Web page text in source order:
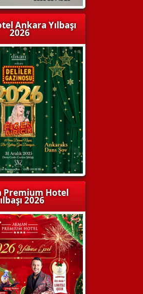
Ankara Yılbaşı
2026
Premium Hotel
2026